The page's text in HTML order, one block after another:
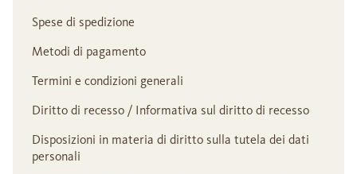
Spese di spedizione
Metodi di pagamento
Termini e condizioni generali
Diritto di recesso / Informativa sul diritto di recesso
Disposizioni in materia di diritto sulla tutela dei dati
personali